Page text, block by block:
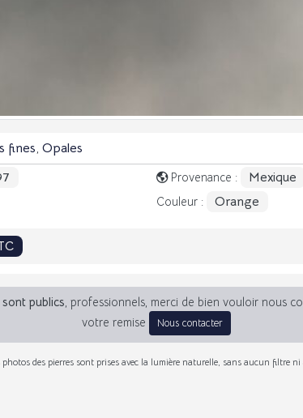
fines, Opales
Provenance : Mexique
Couleur : Orange
publics, professionnels, merci de bien vouloir nous
votre remise
Nous contacter
photos des pierres sont prises avec la lumière naturelle, sans aucun filtre